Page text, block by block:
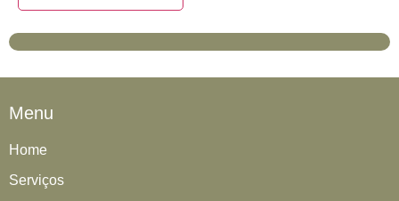
Menu
Home
Serviços